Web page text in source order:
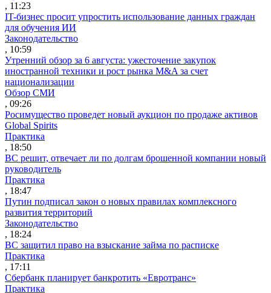
, 11:23
IT-бизнес просит упростить использование данных граждан
для обучения ИИ
Законодательство
, 10:59
Утренний обзор за 6 августа: ужесточение закупок
иностранной техники и рост рынка M&A за счет
национализации
Обзор СМИ
, 09:26
Росимущество проведет новый аукцион по продаже активов
Global Spirits
Практика
, 18:50
ВС решит, отвечает ли по долгам брошенной компании новый
руководитель
Практика
, 18:47
Путин подписал закон о новых правилах комплексного
развития территорий
Законодательство
, 18:24
ВС защитил право на взыскание займа по расписке
Практика
, 17:11
Сбербанк планирует банкротить «Евротранс»
Практика